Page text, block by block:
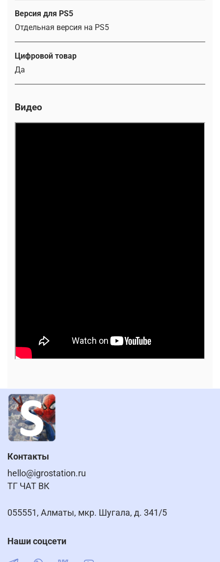
Версия для PS5
Отдельная версия на PS5
Цифровой товар
Да
Видео
Контакты
hello@igrostation.ru
ТГ ЧАТ ВК
055551, Алматы, мкр. Шугала, д. 341/5
Наши соцсети